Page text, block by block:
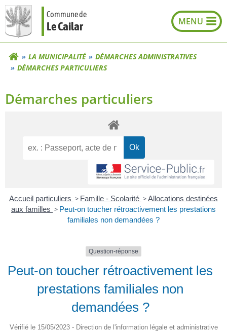
Aller
au
contenu
Commune de
Le Cailar
LA MUNICIPALITÉ
DÉMARCHES ADMINISTRATIVES
DÉMARCHES PARTICULIERS
Démarches particuliers
Accueil particuliers > Famille - Scolarité >Allocations destinées
aux familles > Peut-on toucher rétroactivement les prestations
familiales non demandées ?
Question-réponse
Peut-on toucher rétroactivement les
prestations familiales non
demandées ?
Vérifié le 15/05/2023 - Direction de l'information légale et administrative